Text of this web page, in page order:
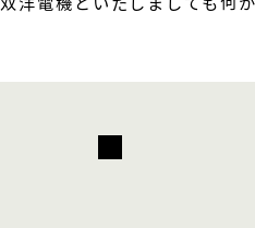
双洋電機といたしましても何